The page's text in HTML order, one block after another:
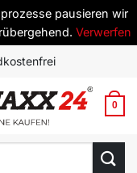
pausieren wir
Verwerfen
0